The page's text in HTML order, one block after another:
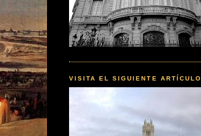
VISITA EL SIGUIENTE ARTÍCULO